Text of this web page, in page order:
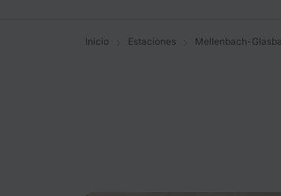
Inicio Estaciones Mellenbach-